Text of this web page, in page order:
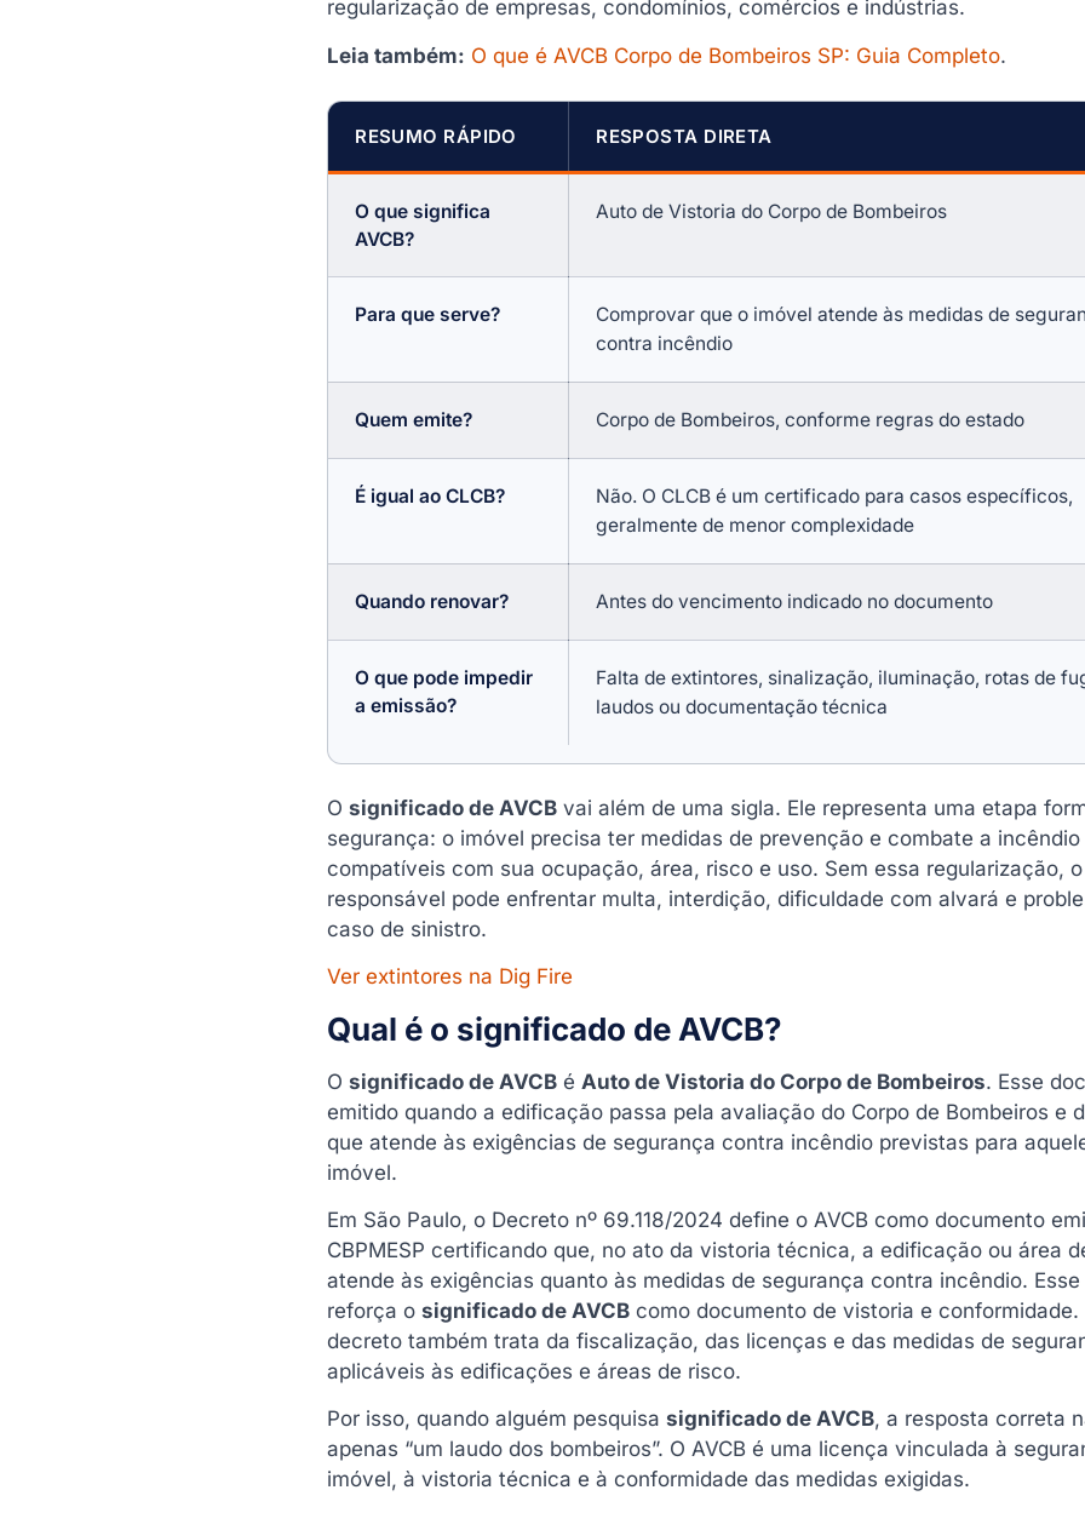
regularização de empresas, condomínios, comércios e indústrias.
Leia também: O que é AVCB Corpo de Bombeiros SP: Guia Completo.
RESUMO RÁPIDO RESPOSTA DIRETA
O que significa
AVCB?
Auto de Vistoria do Corpo de Bombeiros
Para que serve?
Comprovar que o imóvel atende às medidas de
contra incêndio
Quem emite? Corpo de Bombeiros, conforme regras do estado
É igual ao CLCB?
Não. O CLCB é um certificado para casos específicos,
geralmente de menor complexidade
Quando renovar? Antes do vencimento indicado no documento
O que pode impedir
a emissão?
Falta de extintores, sinalização, iluminação, rotas de
laudos ou documentação técnica
Osignificado de AVCB vai além de uma sigla. Ele representa uma etapa
segurança: o imóvel precisa ter medidas de prevenção e combate a incêndio
compatíveis com sua ocupação, área, risco e uso. Sem essa regularização, o
responsável pode enfrentar multa, interdição, dificuldade com alvará e
caso de sinistro.
Ver extintores na Dig Fire
Qual é o significado de AVCB?
Osignificado de AVCB é Auto de Vistoria do Corpo de Bombeiros. Esse
emitido quando a edificação passa pela avaliação do Corpo de Bombeiros e
que atende às exigências de segurança contra incêndio previstas para
imóvel.
Em São Paulo, o Decreto nº 69.118/2024 define o AVCB como documento
CBPMESP certificando que, no ato da vistoria técnica, a edificação ou área
atende às exigências quanto às medidas de segurança contra incêndio.
reforça osignificado de AVCB como documento de vistoria e conformidade.
decreto também trata da fiscalização, das licenças e das medidas de
aplicáveis às edificações e áreas de risco.
Por isso, quando alguém pesquisasignificado de AVCB, a resposta correta
apenas “um laudo dos bombeiros”. O AVCB é uma licença vinculada à
imóvel, à vistoria técnica e à conformidade das medidas exigidas.